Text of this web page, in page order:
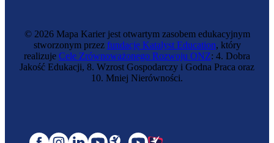
© 2026 Mapa Karier jest otwartym zasobem edukacyjnym
stworzonym przez fundację Katalyst Education, który
realizuje Cele Zrównoważonego Rozwoju ONZ: 4. Dobra
Jakość Edukacji, 8. Wzrost Gospodarczy i Godna Praca oraz
10. Mniej Nierówności.